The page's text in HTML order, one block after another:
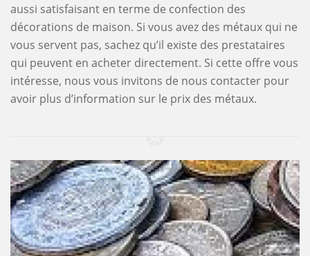
aussi satisfaisant en terme de confection des
décorations de maison. Si vous avez des métaux qui ne
vous servent pas, sachez qu’il existe des prestataires
qui peuvent en acheter directement. Si cette offre vous
intéresse, nous vous invitons de nous contacter pour
avoir plus d’information sur le prix des métaux.